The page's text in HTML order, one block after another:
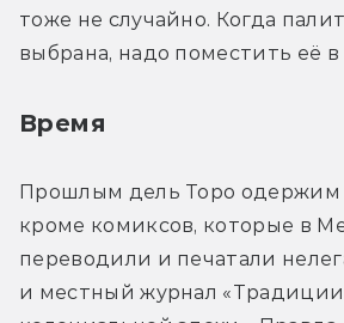
тоже не случайно. Когда
выбрана, надо поместить её
Время
Прошлым дель Торо одержим
кроме комиксов, которые в
переводили и печатали
и местный журнал